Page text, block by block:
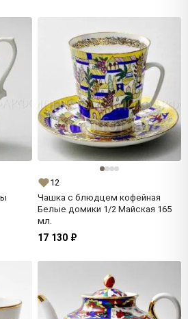
12
Чашка с блюдцем кофейная
Белые домики 1/2 Майская 165
мл.
17 130 ₽